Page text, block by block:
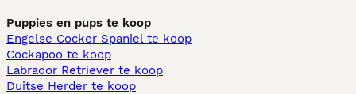
Puppies en pups te koop
Engelse Cocker Spaniel te koop
Cockapoo te koop
Labrador Retriever te koop
Duitse Herder te koop